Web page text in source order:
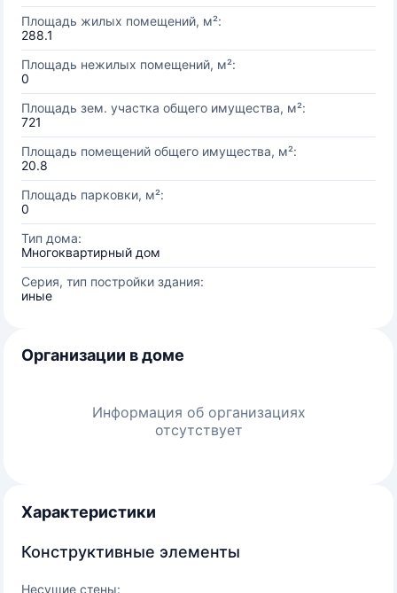
Площадь жилых помещений, м²:
288.1
Площадь нежилых помещений, м²:
0
Площадь зем. участка общего имущества, м²:
721
Площадь помещений общего имущества, м²:
20.8
Площадь парковки, м²:
0
Тип дома:
Многоквартирный дом
Серия, тип постройки здания:
иные
Организации в доме
Информация об организациях
отсутствует
Характеристики
Конструктивные элементы
Несущие стены: